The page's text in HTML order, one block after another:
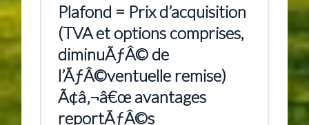
Plafond = Prix d’acquisition
(TVA et options comprises,
diminuÃƒÂ© de
l’ÃƒÂ©ventuelle remise)
Ã¢â‚¬â€œ avantages
reportÃƒÂ©s